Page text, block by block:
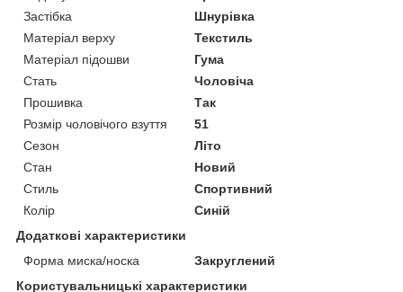
Застібка
Шнурівка
Матеріал верху
Текстиль
Матеріал підошви
Гума
Стать
Чоловіча
Прошивка
Так
Розмір чоловічого взуття
51
Сезон
Літо
Стан
Новий
Стиль
Спортивний
Колір
Синій
Додаткові характеристики
Форма миска/носка
Закруглений
Користувальницькі характеристики